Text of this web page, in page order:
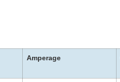
Amperage